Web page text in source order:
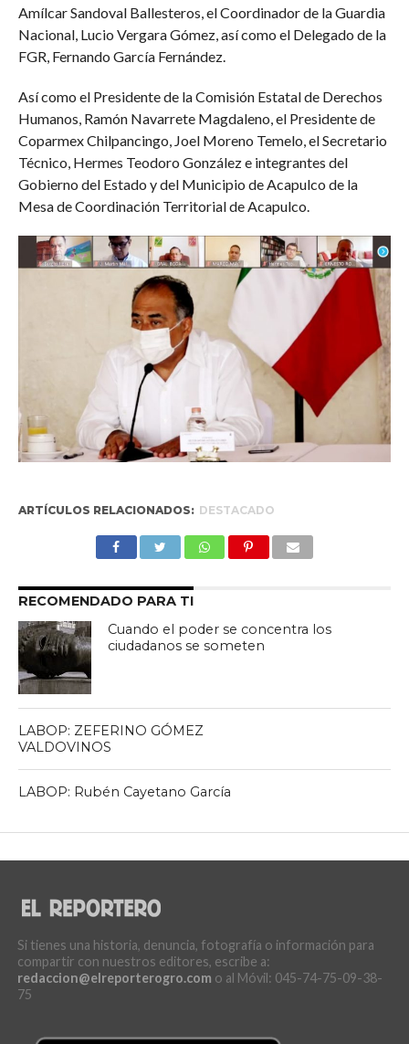
Amílcar Sandoval Ballesteros, el Coordinador de la Guardia
Nacional, Lucio Vergara Gómez, así como el Delegado de la
FGR, Fernando García Fernández.
Así como el Presidente de la Comisión Estatal de Derechos
Humanos, Ramón Navarrete Magdaleno, el Presidente de
Coparmex Chilpancingo, Joel Moreno Temelo, el Secretario
Técnico, Hermes Teodoro González e integrantes del
Gobierno del Estado y del Municipio de Acapulco de la
Mesa de Coordinación Territorial de Acapulco.
ARTÍCULOS RELACIONADOS: DESTACADO
RECOMENDADO PARA TI
Cuando el poder se concentra los
ciudadanos se someten
LABOP: ZEFERINO GÓMEZ
VALDOVINOS
LABOP: Rubén Cayetano García
Si tienes una historia, denuncia, fotografía o información para
compartir con nuestros editores, escribe a:
redaccion@elreporterogro.com o al Móvil: 045-74-75-09-38-
75